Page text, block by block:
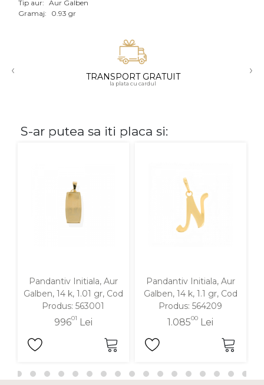
Aur roz
Tip aur: Aur Galben
Gramaj:
0.93 gr
‹ TRANSPORT GRATUIT
la plata cu cardul
›
S-ar putea sa iti placa si:
Pandantiv Initiala, Aur
Galben, 14 k, 1.01 gr, Cod
Produs: 563001
99601 Lei
Pandantiv Initiala, Aur
Galben, 14 k, 1.1 gr, Cod
Produs: 564209
1.08500 Lei